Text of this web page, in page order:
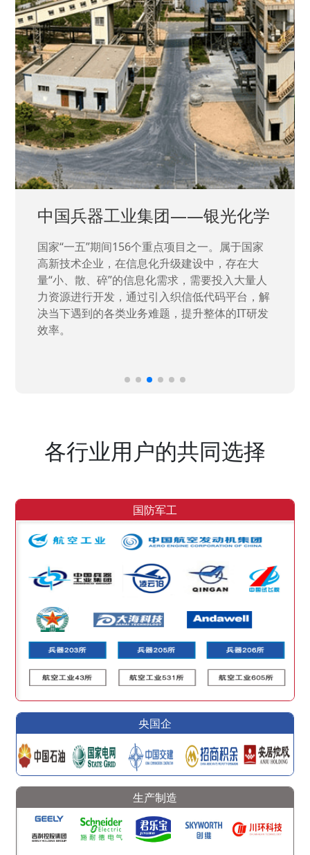
中国兵器工业集团——银光化学
国家“一五”期间156个重点项目之一。属于国家
高新技术企业，在信息化升级建设中，存在大
量“小、散、碎”的信息化需求，需要投入大量人
力资源进行开发，通过引入织信低代码平台，解
决当下遇到的各类业务难题，提升整体的IT研发
效率。
各行业用户的共同选择
国防军工
央国企
生产制造